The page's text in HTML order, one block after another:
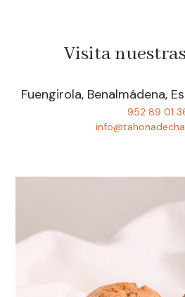
Visita
Fuengirola, Benalmádena,
952 89 01